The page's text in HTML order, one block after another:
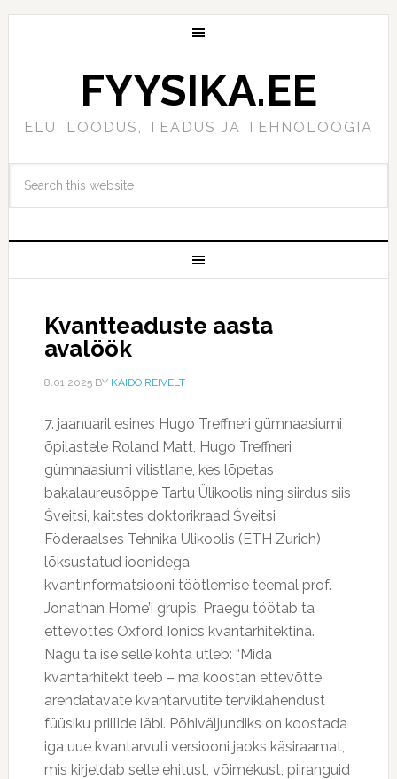
FYYSIKA.EE
ELU, LOODUS, TEADUS JA TEHNOLOOGIA
Kvantteaduste aasta
avalöök
8.01.2025BY KAIDO REIVELT
7. jaanuaril esines Hugo Treffneri gümnaasiumi
õpilastele Roland Matt, Hugo Treffneri
gümnaasiumi vilistlane, kes lõpetas
bakalaureusõppe Tartu Ülikoolis ning siirdus siis
Šveitsi, kaitstes doktorikraad Šveitsi
Föderaalses Tehnika Ülikoolis (ETH Zurich)
lõksustatud ioonidega
kvantinformatsiooni töötlemise teemal prof.
Jonathan Home’i grupis. Praegu töötab ta
ettevõttes Oxford Ionics kvantarhitektina.
Nagu ta ise selle kohta ütleb: “Mida
kvantarhitekt teeb – ma koostan ettevõtte
arendatavate kvantarvutite terviklahendust
füüsiku prillide läbi. Põhiväljundiks on koostada
iga uue kvantarvuti versiooni jaoks käsiraamat,
mis kirjeldab selle ehitust, võimekust, piiranguid